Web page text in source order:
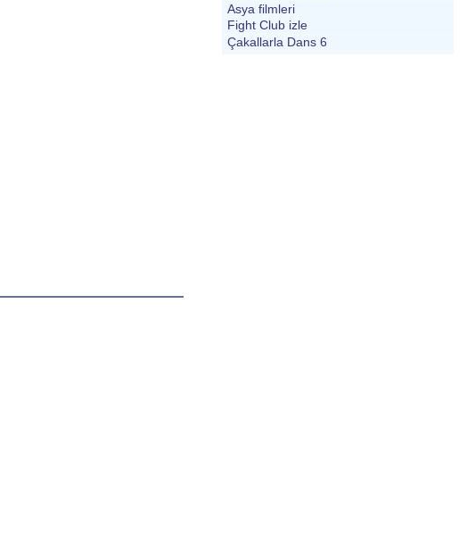
Asya filmleri
Fight Club izle
Çakallarla Dans 6